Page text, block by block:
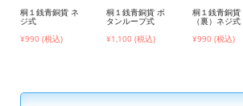
桐１銭青銅貨 ネ
ジ式
¥990 (税込)
桐１銭青銅貨 ボ
タンループ式
¥1,100 (税込)
桐１銭青銅貨
（裏）ネジ式
¥990 (税込)